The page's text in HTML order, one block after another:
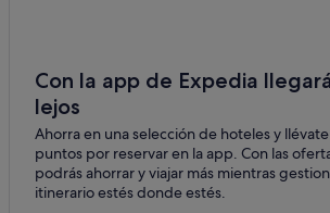
Blockhouse Bay hoteles
Casas de campo en Auckland
Newmarket hoteles
Glenfield hoteles
Remuera hoteles
Con la app de Expedia
lejos
Ahorra en una selección de hoteles y
puntos por reservar en la app. Con las
podrás ahorrar y viajar más mientras
itinerario estés donde estés.